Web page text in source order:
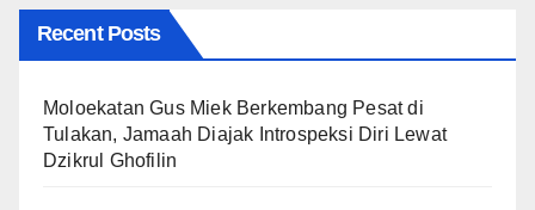
Recent Posts
Moloekatan Gus Miek Berkembang Pesat di
Tulakan, Jamaah Diajak Introspeksi Diri Lewat
Dzikrul Ghofilin